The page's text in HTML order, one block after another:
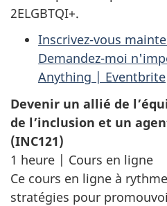
2ELGBTQI+.
Inscrivez-vous
Demandez-moi
Anything | Eventbrite
Devenir un allié de
de l’inclusion et un
(INC121)
1 heure | Cours en ligne
Ce cours en ligne à
stratégies pour